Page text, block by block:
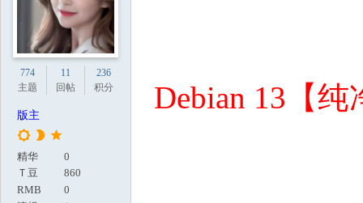
774
主题
11
回帖
236
积分
版主
精华
0
Ｔ豆
860
RMB
0
Debian 13【